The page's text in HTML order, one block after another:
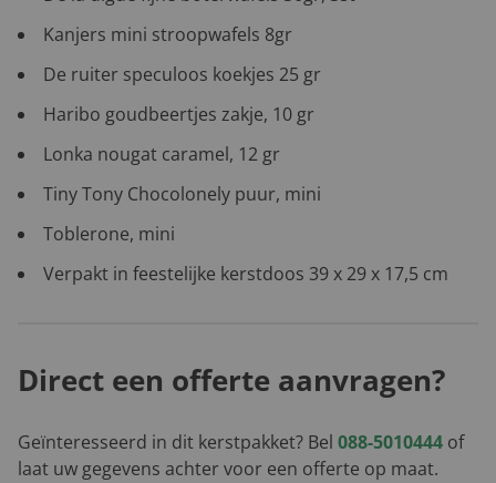
Kanjers mini stroopwafels 8gr
De ruiter speculoos koekjes 25 gr
Haribo goudbeertjes zakje, 10 gr
Lonka nougat caramel, 12 gr
Tiny Tony Chocolonely puur, mini
Toblerone, mini
Verpakt in feestelijke kerstdoos 39 x 29 x 17,5 cm
Direct een offerte aanvragen?
Geïnteresseerd in dit kerstpakket? Bel 088-5010444 of
laat uw gegevens achter voor een offerte op maat.